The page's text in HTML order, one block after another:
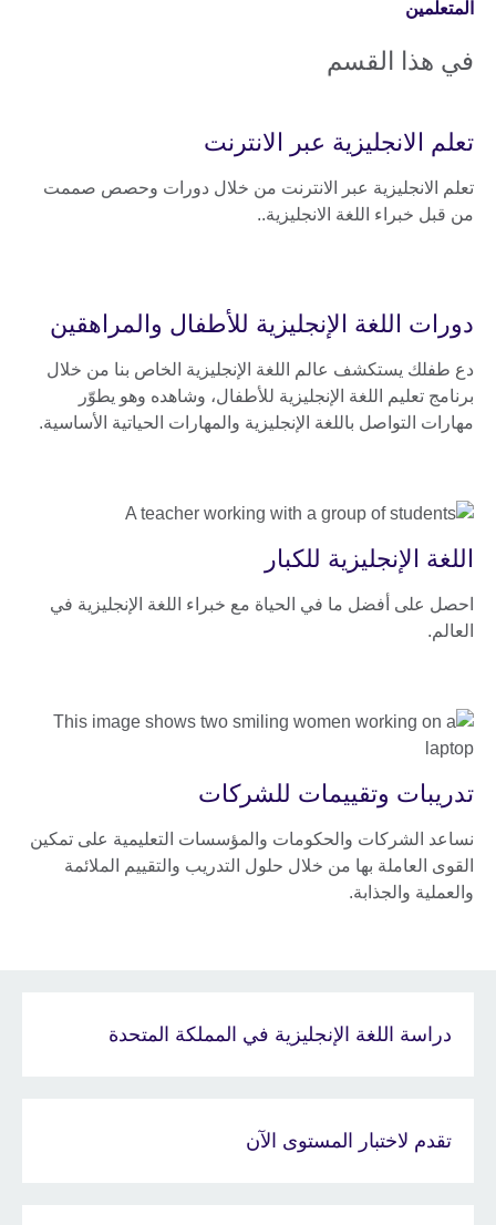
المتعلمين
في هذا القسم
تعلم الانجليزية عبر الانترنت
تعلم الانجليزية عبر الانترنت من خلال دورات وحصص صممت
من قبل خبراء اللغة الانجليزية..
دورات اللغة الإنجليزية للأطفال والمراهقين
دع طفلك يستكشف عالم اللغة الإنجليزية الخاص بنا من خلال
برنامج تعليم اللغة الإنجليزية للأطفال، وشاهده وهو يطوّر
مهارات التواصل باللغة الإنجليزية والمهارات الحياتية الأساسية.
اللغة الإنجليزية للكبار
احصل على أفضل ما في الحياة مع خبراء اللغة الإنجليزية في
العالم.
تدريبات وتقييمات للشركات
نساعد الشركات والحكومات والمؤسسات التعليمية على تمكين
القوى العاملة بها من خلال حلول التدريب والتقييم الملائمة
والعملية والجذابة.
دراسة اللغة الإنجليزية في المملكة المتحدة
تقدم لاختبار المستوى الآن